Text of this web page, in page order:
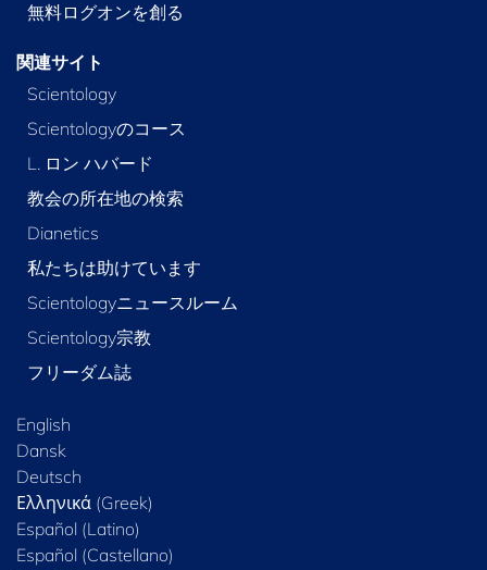
無料ログオンを創る
関連サイト
Scientology
Scientologyのコース
L. ロン ハバード
教会の所在地の検索
Dianetics
私たちは助けています
Scientologyニュースルーム
Scientology宗教
フリーダム誌
English
Dansk
Deutsch
Ελληνικά (Greek)
Español (Latino)
Español (Castellano)